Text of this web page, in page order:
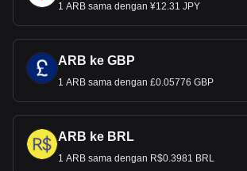
1 ARB sama dengan ¥12.31 JPY
ARB ke GBP
1 ARB sama dengan £0.05776 GBP
ARB ke BRL
1 ARB sama dengan R$0.3981 BRL